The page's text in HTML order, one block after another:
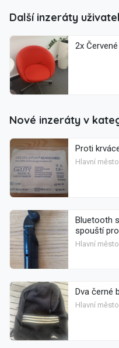
Další inzeráty
2x
Nové inzeráty v
Proti
Hlavní
Bluetooth
spouští
Hlavní
Dva černé
Hlavní